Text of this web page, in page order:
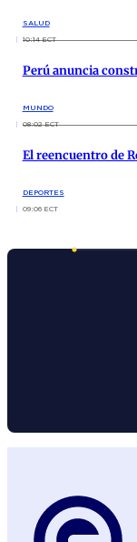
SALUD
10:14 ECT
Perú anuncia
MUNDO
08:02 ECT
El reencuentro de
DEPORTES
09:06 ECT